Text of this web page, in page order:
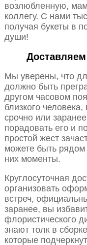
возлюбленную,
коллегу. С нами
получая букеты в
души!
Мы уверены, что
должно быть
другом часовом
близкого
срочно или
порадовать его и
простой жест
можете быть
них моменты.
Круглосуточная
организовать
встреч,
заранее, вы
флористического
знают толк в
которые